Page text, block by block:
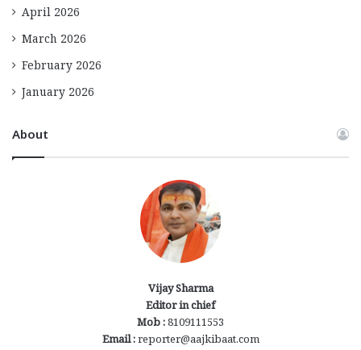
April 2026
March 2026
February 2026
January 2026
About
Vijay Sharma
Editor in chief
Mob :8109111553
Email :reporter@aajkibaat.com